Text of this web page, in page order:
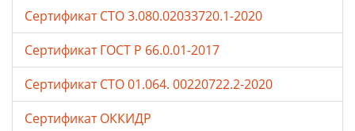
Сертификат СТО 3.080.02033720.1-2020
Сертификат ГОСТ Р 66.0.01-2017
Сертификат СТО 01.064. 00220722.2-2020
Сертификат ОККИДР